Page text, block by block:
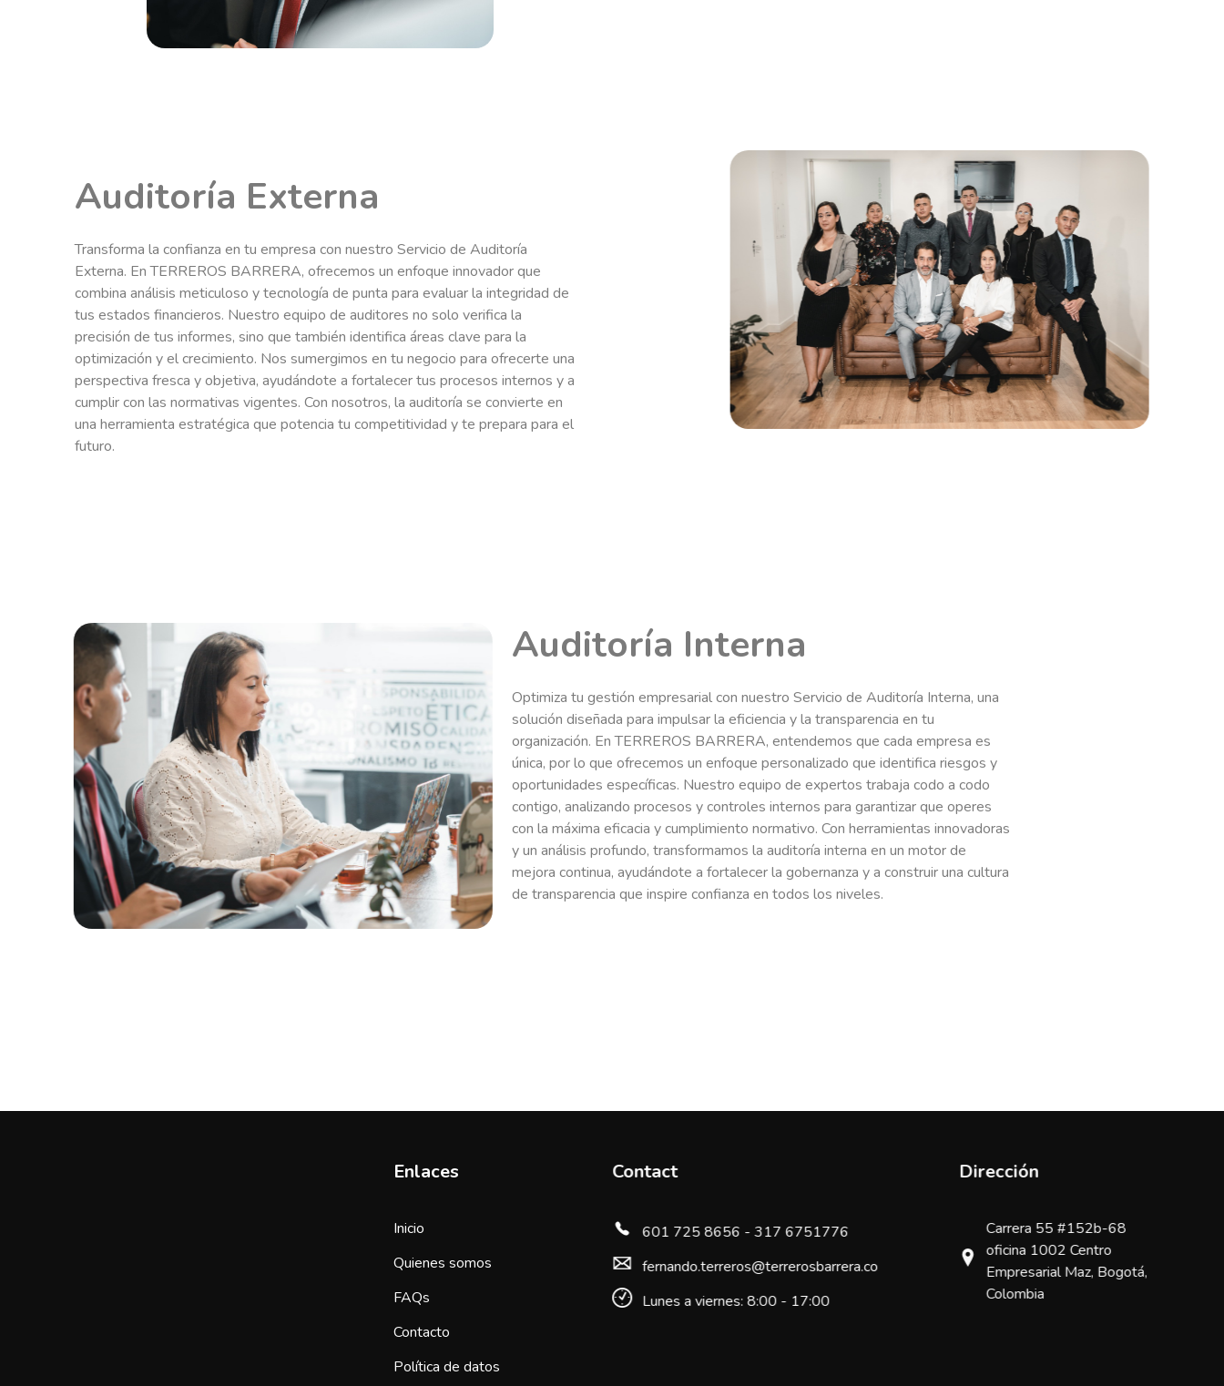
Auditoría Externa
Transforma la confianza en tu empresa con nuestro Servicio de Auditoría
Externa. En TERREROS BARRERA, ofrecemos un enfoque innovador que
combina análisis meticuloso y tecnología de punta para evaluar la integridad de
tus estados financieros. Nuestro equipo de auditores no solo verifica la
precisión de tus informes, sino que también identifica áreas clave para la
optimización y el crecimiento. Nos sumergimos en tu negocio para ofrecerte una
perspectiva fresca y objetiva, ayudándote a fortalecer tus procesos internos y a
cumplir con las normativas vigentes. Con nosotros, la auditoría se convierte en
una herramienta estratégica que potencia tu competitividad y te prepara para el
futuro.
Auditoría Interna
Optimiza tu gestión empresarial con nuestro Servicio de Auditoría Interna, una
solución diseñada para impulsar la eficiencia y la transparencia en tu
organización. En TERREROS BARRERA, entendemos que cada empresa es
única, por lo que ofrecemos un enfoque personalizado que identifica riesgos y
oportunidades específicas. Nuestro equipo de expertos trabaja codo a codo
contigo, analizando procesos y controles internos para garantizar que operes
con la máxima eficacia y cumplimiento normativo. Con herramientas innovadoras
y un análisis profundo, transformamos la auditoría interna en un motor de
mejora continua, ayudándote a fortalecer la gobernanza y a construir una cultura
de transparencia que inspire confianza en todos los niveles.
Enlaces
Inicio
Quienes somos
FAQs
Contacto
Política de datos
Contact
601 725 8656 - 317 6751776
fernando.terreros@terrerosbarrera.co
Lunes a viernes: 8:00 - 17:00
Dirección
Carrera 55 #152b-68
oficina 1002 Centro
Empresarial Maz, Bogotá,
Colombia